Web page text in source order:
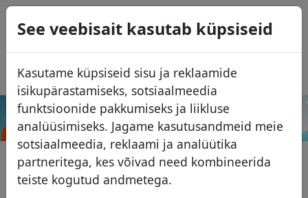
See veebisait kasutab küpsiseid
Kasutame küpsiseid sisu ja reklaamide
isikupärastamiseks, sotsiaalmeedia
funktsioonide pakkumiseks ja liikluse
analüüsimiseks. Jagame kasutusandmeid meie
sotsiaalmeedia, reklaami ja analüütika
partneritega, kes võivad need kombineerida
teiste kogutud andmetega.
Domeenid
Domeeni andmebaas
Aafrika domeenid
Hinnakiri
Otsi
USD
EUR
GBP
Español
Français
Italiano
Português
Română
.al Otsi